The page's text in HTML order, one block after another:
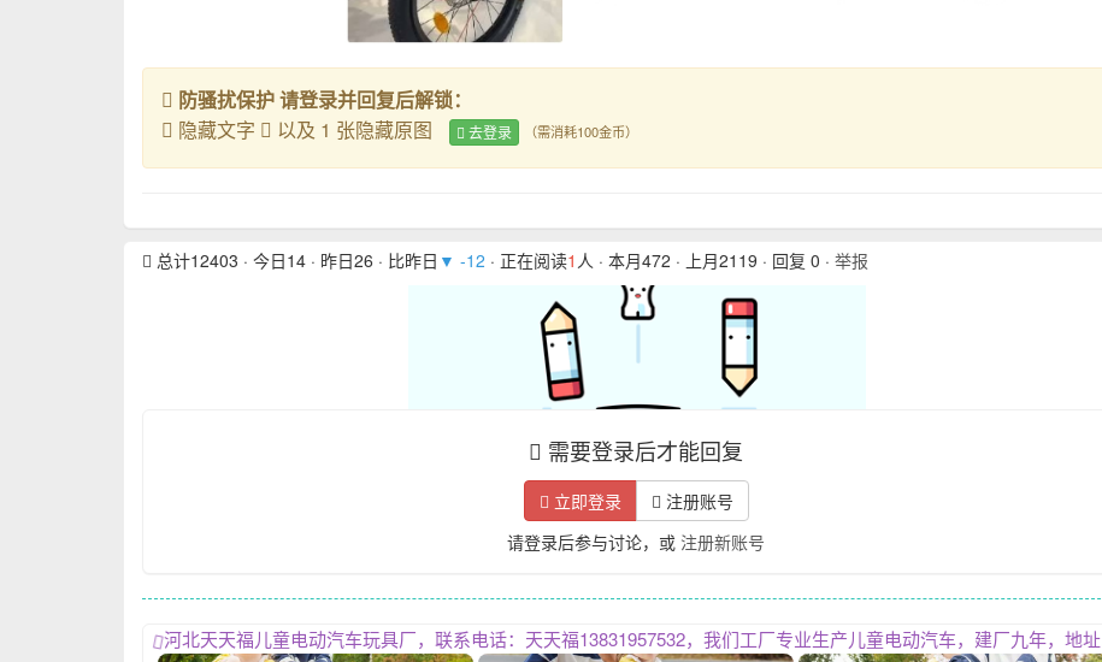
防骚扰保护 请登录并回复后解锁：
隐藏文字
以及 1 张隐藏原图 去登录 （需消耗100金币）
总计12403 · 今日14 · 昨日26 · 比昨日 ▼ -12 · 正在阅读1 人 · 本月472 · 上月2119 · 回复 0 · 举报
需要登录后才能回复
立即登录
注册账号
请登录后参与讨论，或 注册新账号
河北天天福儿童电动汽车玩具厂，联系电话：天天福13831957532，我们工厂专业生产儿童电动汽车，建厂九年，地址在平乡县河古庙工业区，自建厂房三层，车间占地面积五千平。